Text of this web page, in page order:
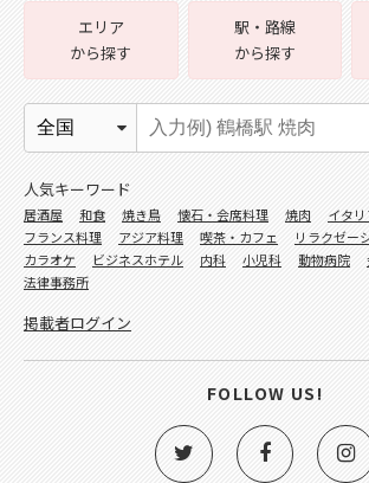
エリア
から探す
駅・路線
から探す
人気キーワード
居酒屋 和食 焼き鳥 懐石・会席料理 焼肉
イタ
フランス料理
アジア料理 喫茶・カフェ リラクゼー
カラオケ
ビジネスホテル 内科 小児科 動物病院
法律事務所
掲載者ログイン
FOLLOW US!